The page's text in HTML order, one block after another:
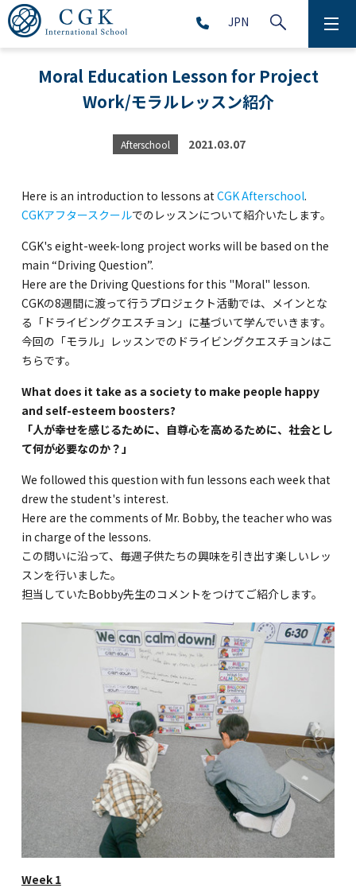
JPN
ABOUT
SCHOOL LIFE
PRESCHOOL (Age 2-5)
HIGH SCHOOL (Grade 10-12)
AFTERSCHOOL (Grade 1-9)
COMMUNITY
CONTACT
School News
Company
Employment
Kannai Campus
TEL(EN): +81-(0)45-211-4690
TEL(JA): +81-(0)45-211-4427
Bashamichi Campus
Moral Education Lesson for Project
Work/モラルレッスン紹介
Afterschool 2021.03.07
Here is an introduction to lessons at CGK Afterschool.
CGKアフタースクールでのレッスンについて紹介いたします。
CGK's eight-week-long project works will be based on the
main “Driving Question”.
Here are the Driving Questions for this "Moral" lesson.
CGKの8週間に渡って行うプロジェクト活動では、メインとな
る「ドライビングクエスチョン」に基づいて学んでいきます。
今回の「モラル」レッスンでのドライビングクエスチョンはこ
ちらです。
What does it take as a society to make people happy
and self-esteem boosters?
「人が幸せを感じるために、自尊心を高めるために、社会とし
て何が必要なのか？」
We followed this question with fun lessons each week that
drew the student's interest.
Here are the comments of Mr. Bobby, the teacher who was
in charge of the lessons.
この問いに沿って、毎週子供たちの興味を引き出す楽しいレッ
スンを行いました。
担当していたBobby先生のコメントをつけてご紹介します。
Week 1